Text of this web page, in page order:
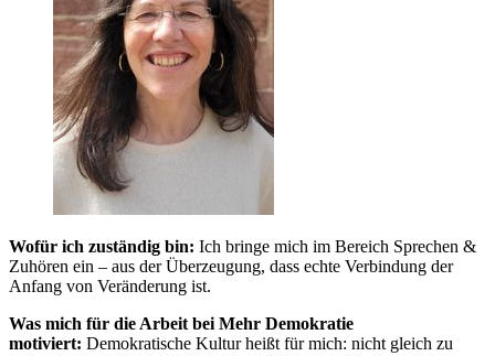
Wofür ich zuständig bin: Ich bringe mich im Bereich Sprechen &
Zuhören ein – aus der Überzeugung, dass echte Verbindung der
Anfang von Veränderung ist.
Was mich für die Arbeit bei Mehr Demokratie
motiviert: Demokratische Kultur heißt für mich: nicht gleich zu